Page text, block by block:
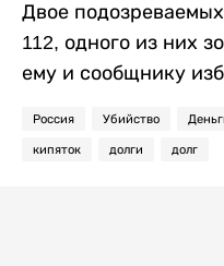
Двое
112, одного из них
ему и сообщнику
Россия Убийство
кипяток долги долг